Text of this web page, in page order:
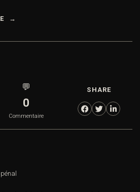
💬
0
Commentaire
SHARE